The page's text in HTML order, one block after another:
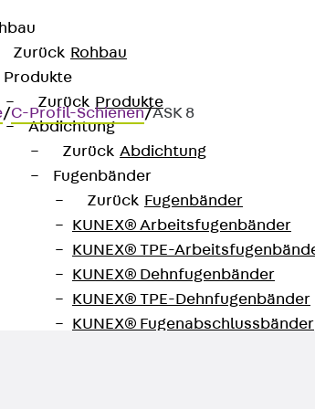
Zurück Rohbau
Produkte
Zurück Produkte
Abdichtung
Zurück Abdichtung
Fugenbänder
Zurück Fugenbänder
KUNEX® Arbeitsfugenbänder
KUNEX® TPE-
KUNEX® Dehnfugenbänder
KUNEX® TPE-Dehnfugenbänder
KUNEX® Fugenabschlussbänder
/C-Profil-Schienen/ASK 8